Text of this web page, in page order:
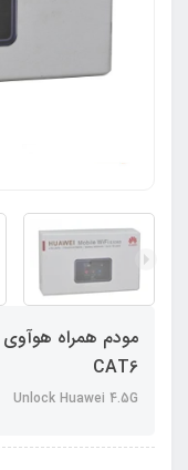
CAT6
Unlock Huawei 4.5G